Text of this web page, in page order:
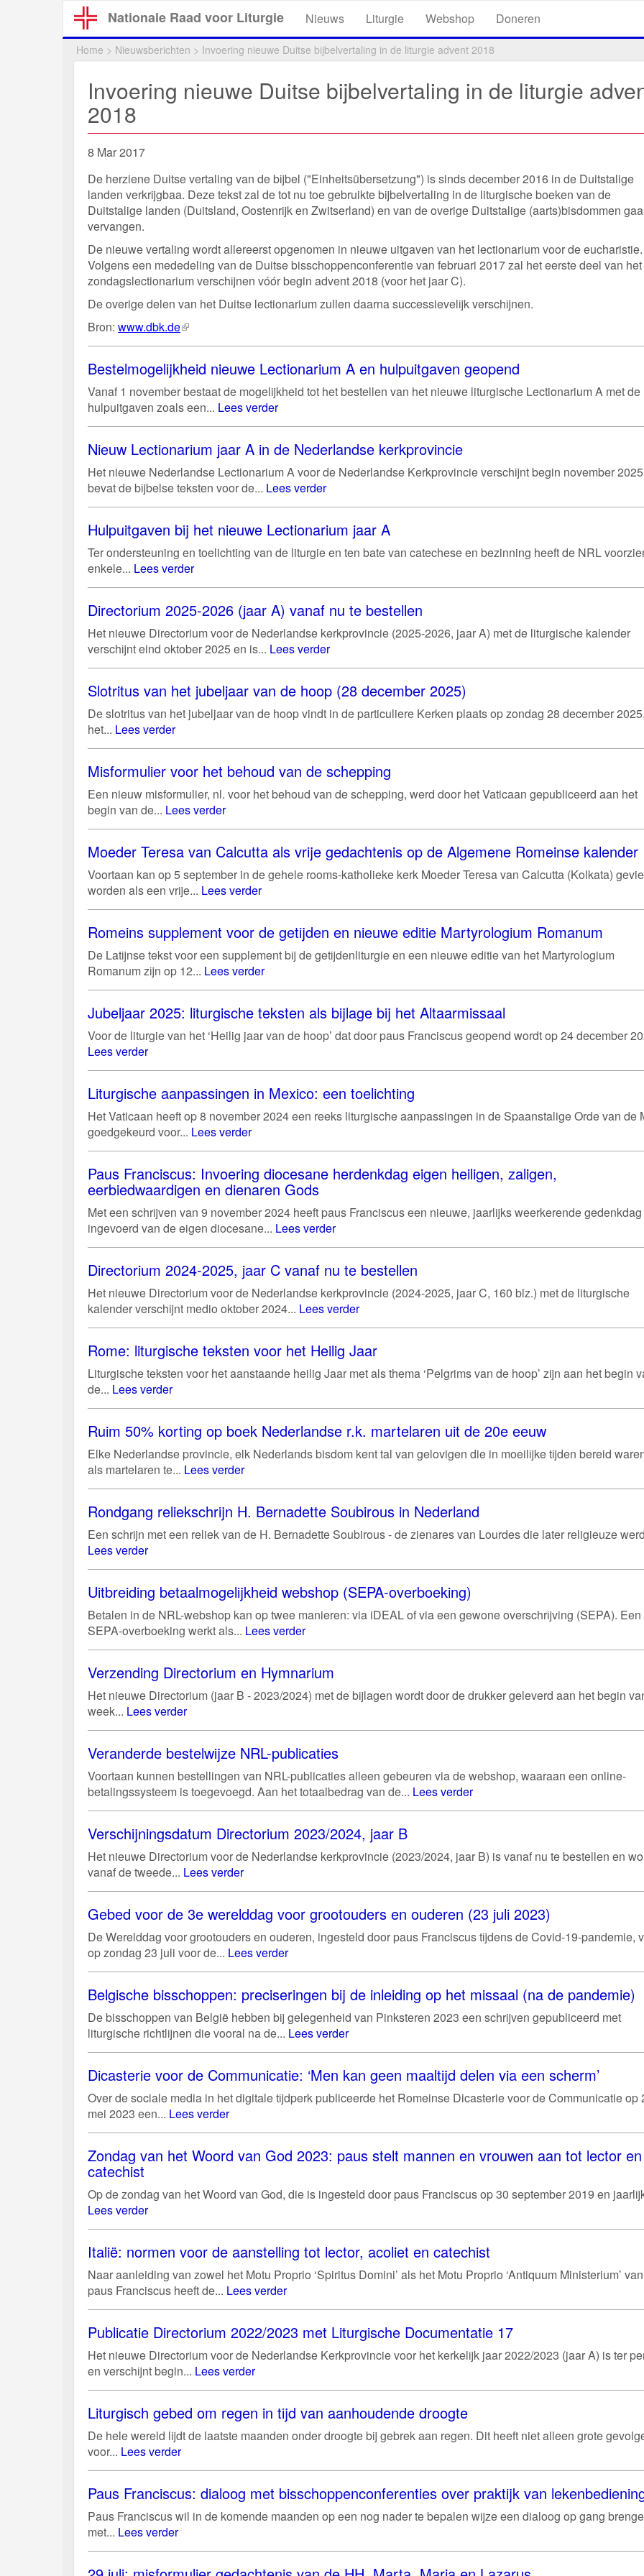
Nationale Raad voor Liturgie Nieuws Liturgie Webshop Doneren
Home > Nieuwsberichten > Invoering nieuwe Duitse bijbelvertaling in de liturgie advent 2018
Invoering nieuwe Duitse bijbelvertaling in de liturgie
2018
8 Mar 2017
De herziene Duitse vertaling van de bijbel ("Einheitsübersetzung") is sinds december 2016 in de Duitstalige
landen verkrijgbaa. Deze tekst zal de tot nu toe gebruikte bijbelvertaling in de liturgische boeken van de
Duitstalige landen (Duitsland, Oostenrijk en Zwitserland) en van de overige Duitstalige (aarts)bisdommen
vervangen.
De nieuwe vertaling wordt allereerst opgenomen in nieuwe uitgaven van het lectionarium voor de eucharistie.
Volgens een mededeling van de Duitse bisschoppenconferentie van februari 2017 zal het eerste deel van het
zondagslectionarium verschijnen vóór begin advent 2018 (voor het jaar C).
De overige delen van het Duitse lectionarium zullen daarna successievelijk verschijnen.
Bron: www.dbk.de(externe
link)
Bestelmogelijkheid nieuwe Lectionarium A en hulpuitgaven geopend
Vanaf 1 november bestaat de mogelijkheid tot het bestellen van het nieuwe liturgische Lectionarium A met de
hulpuitgaven zoals een... Lees verder
Nieuw Lectionarium jaar A in de Nederlandse kerkprovincie
Het nieuwe Nederlandse Lectionarium A voor de Nederlandse Kerkprovincie verschijnt begin november
bevat de bijbelse teksten voor de... Lees verder
Hulpuitgaven bij het nieuwe Lectionarium jaar A
Ter ondersteuning en toelichting van de liturgie en ten bate van catechese en bezinning heeft de NRL
enkele... Lees verder
Directorium 2025-2026 (jaar A) vanaf nu te bestellen
Het nieuwe Directorium voor de Nederlandse kerkprovincie (2025-2026, jaar A) met de liturgische kalender
verschijnt eind oktober 2025 en is... Lees verder
Slotritus van het jubeljaar van de hoop (28 december 2025)
De slotritus van het jubeljaar van de hoop vindt in de particuliere Kerken plaats op zondag 28 december
het... Lees verder
Misformulier voor het behoud van de schepping
Een nieuw misformulier, nl. voor het behoud van de schepping, werd door het Vaticaan gepubliceerd aan het
begin van de... Lees verder
Moeder Teresa van Calcutta als vrije gedachtenis op de Algemene Romeinse kalender
Voortaan kan op 5 september in de gehele rooms-katholieke kerk Moeder Teresa van Calcutta (Kolkata)
worden als een vrije... Lees verder
Romeins supplement voor de getijden en nieuwe editie Martyrologium Romanum
De Latijnse tekst voor een supplement bij de getijdenliturgie en een nieuwe editie van het Martyrologium
Romanum zijn op 12... Lees verder
Jubeljaar 2025: liturgische teksten als bijlage bij het Altaarmissaal
Voor de liturgie van het ‘Heilig jaar van de hoop’ dat door paus Franciscus geopend wordt op 24 december
Lees verder
Liturgische aanpassingen in Mexico: een toelichting
Het Vaticaan heeft op 8 november 2024 een reeks liturgische aanpassingen in de Spaanstalige Orde van de
goedgekeurd voor... Lees verder
Paus Franciscus: Invoering diocesane herdenkdag eigen heiligen, zaligen,
eerbiedwaardigen en dienaren Gods
Met een schrijven van 9 november 2024 heeft paus Franciscus een nieuwe, jaarlijks weerkerende gedenkdag
ingevoerd van de eigen diocesane... Lees verder
Directorium 2024-2025, jaar C vanaf nu te bestellen
Het nieuwe Directorium voor de Nederlandse kerkprovincie (2024-2025, jaar C, 160 blz.) met de liturgische
kalender verschijnt medio oktober 2024... Lees verder
Rome: liturgische teksten voor het Heilig Jaar
Liturgische teksten voor het aanstaande heilig Jaar met als thema ‘Pelgrims van de hoop’ zijn aan het begin
de... Lees verder
Ruim 50% korting op boek Nederlandse r.k. martelaren uit de 20e eeuw
Elke Nederlandse provincie, elk Nederlands bisdom kent tal van gelovigen die in moeilijke tijden bereid
als martelaren te... Lees verder
Rondgang reliekschrijn H. Bernadette Soubirous in Nederland
Een schrijn met een reliek van de H. Bernadette Soubirous - de zienares van Lourdes die later religieuze
Lees verder
Uitbreiding betaalmogelijkheid webshop (SEPA-overboeking)
Betalen in de NRL-webshop kan op twee manieren: via iDEAL of via een gewone overschrijving (SEPA). Een
SEPA-overboeking werkt als... Lees verder
Verzending Directorium en Hymnarium
Het nieuwe Directorium (jaar B - 2023/2024) met de bijlagen wordt door de drukker geleverd aan het begin
week... Lees verder
Veranderde bestelwijze NRL-publicaties
Voortaan kunnen bestellingen van NRL-publicaties alleen gebeuren via de webshop, waaraan een online-
betalingssysteem is toegevoegd. Aan het totaalbedrag van de... Lees verder
Verschijningsdatum Directorium 2023/2024, jaar B
Het nieuwe Directorium voor de Nederlandse kerkprovincie (2023/2024, jaar B) is vanaf nu te bestellen en
vanaf de tweede... Lees verder
Gebed voor de 3e werelddag voor grootouders en ouderen (23 juli 2023)
De Werelddag voor grootouders en ouderen, ingesteld door paus Franciscus tijdens de Covid-19-pandemie,
op zondag 23 juli voor de... Lees verder
Belgische bisschoppen: preciseringen bij de inleiding op het missaal (na de pandemie)
De bisschoppen van België hebben bij gelegenheid van Pinksteren 2023 een schrijven gepubliceerd met
liturgische richtlijnen die vooral na de... Lees verder
Dicasterie voor de Communicatie: ‘Men kan geen maaltijd delen via een scherm’
Over de sociale media in het digitale tijdperk publiceerde het Romeinse Dicasterie voor de Communicatie op
mei 2023 een... Lees verder
Zondag van het Woord van God 2023: paus stelt mannen en vrouwen aan tot lector en
catechist
Op de zondag van het Woord van God, die is ingesteld door paus Franciscus op 30 september 2019 en
Lees verder
Italië: normen voor de aanstelling tot lector, acoliet en catechist
Naar aanleiding van zowel het Motu Proprio ‘Spiritus Domini’ als het Motu Proprio ‘Antiquum Ministerium’ van
paus Franciscus heeft de... Lees verder
Publicatie Directorium 2022/2023 met Liturgische Documentatie 17
Het nieuwe Directorium voor de Nederlandse Kerkprovincie voor het kerkelijk jaar 2022/2023 (jaar A) is ter
en verschijnt begin... Lees verder
Liturgisch gebed om regen in tijd van aanhoudende droogte
De hele wereld lijdt de laatste maanden onder droogte bij gebrek aan regen. Dit heeft niet alleen grote
voor... Lees verder
Paus Franciscus: dialoog met bisschoppenconferenties over praktijk van
Paus Franciscus wil in de komende maanden op een nog nader te bepalen wijze een dialoog op gang
met... Lees verder